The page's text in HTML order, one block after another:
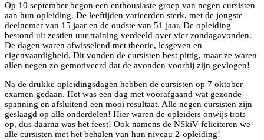
Op 10 september begon een enthousiaste groep van negen cursisten
aan hun opleiding. De leeftijden varieerden sterk, met de jongste
deelnemer van 15 jaar en de oudste van 51 jaar. De opleiding
bestond uit zestien uur training verdeeld over vier zondagavonden.
De dagen waren afwisselend met theorie, lesgeven en
eigenvaardigheid. Dit vonden de cursisten best pittig, maar ze waren
allen negen zo gemotiveerd dat de avonden voorbij zijn gevlogen!
Na de drukke opleidingsdagen hebben de cursisten op 7 oktober
examen gedaan. Het was een dag met voorafgaand wat gezonde
spanning en afsluitend een mooi resultaat. Alle negen cursisten zijn
geslaagd op alle onderdelen! Hier waren de opleiders onwijs trots
op, dus daarna was het feest! Ook namens de NSkiV feliciteren we
alle cursisten met het behalen van hun niveau 2-opleiding!